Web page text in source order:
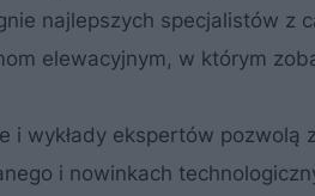
najlepszych specjalistów z
elewacyjnym, w którym
i wykłady ekspertów pozwolą
i nowinkach